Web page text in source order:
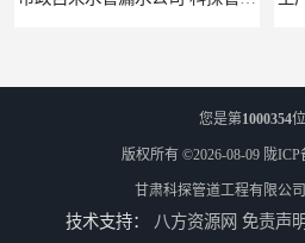
您是第1000354
版权所有 ©2026-08-09 陇ICP
甘肃科探管道工程有限公司
技术支持： 八方资源网 免责声